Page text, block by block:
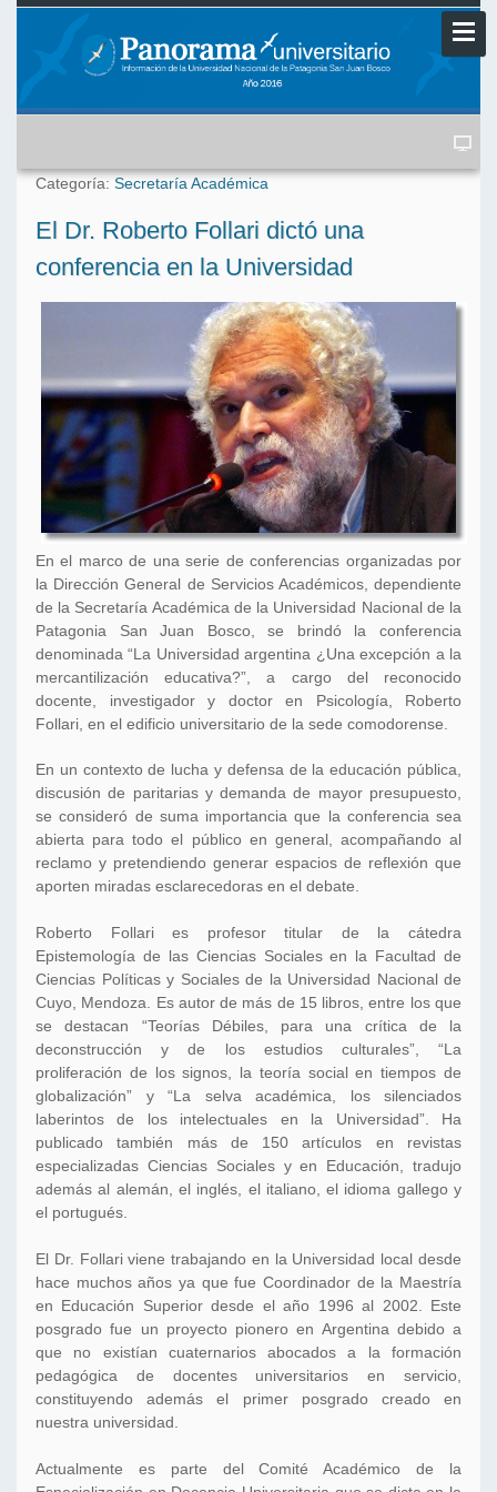
Categoría: Secretaría Académica
El Dr. Roberto Follari dictó una
conferencia en la Universidad
En el marco de una serie de conferencias organizadas por
la Dirección General de Servicios Académicos, dependiente
de la Secretaría Académica de la Universidad Nacional de la
Patagonia San Juan Bosco, se brindó la conferencia
denominada “La Universidad argentina ¿Una excepción a la
mercantilización educativa?”, a cargo del reconocido
docente, investigador y doctor en Psicología, Roberto
Follari, en el edificio universitario de la sede comodorense.
En un contexto de lucha y defensa de la educación pública,
discusión de paritarias y demanda de mayor presupuesto,
se consideró de suma importancia que la conferencia sea
abierta para todo el público en general, acompañando al
reclamo y pretendiendo generar espacios de reflexión que
aporten miradas esclarecedoras en el debate.
Roberto Follari es profesor titular de la cátedra
Epistemología de las Ciencias Sociales en la Facultad de
Ciencias Políticas y Sociales de la Universidad Nacional de
Cuyo, Mendoza. Es autor de más de 15 libros, entre los que
se destacan “Teorías Débiles, para una crítica de la
deconstrucción y de los estudios culturales”, “La
proliferación de los signos, la teoría social en tiempos de
globalización” y “La selva académica, los silenciados
laberintos de los intelectuales en la Universidad”. Ha
publicado también más de 150 artículos en revistas
especializadas Ciencias Sociales y en Educación, tradujo
además al alemán, el inglés, el italiano, el idioma gallego y
el portugués.
El Dr. Follari viene trabajando en la Universidad local desde
hace muchos años ya que fue Coordinador de la Maestría
en Educación Superior desde el año 1996 al 2002. Este
posgrado fue un proyecto pionero en Argentina debido a
que no existían cuaternarios abocados a la formación
pedagógica de docentes universitarios en servicio,
constituyendo además el primer posgrado creado en
nuestra universidad.
Actualmente es parte del Comité Académico de la